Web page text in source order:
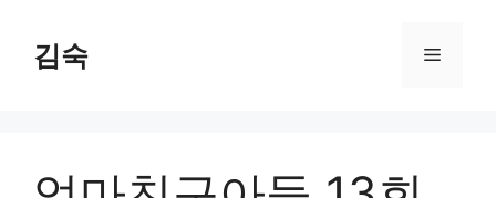
content
김숙 Menu